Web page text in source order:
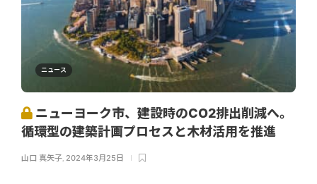
ニュース
ニューヨーク市、建設時のCO2排出削減へ。
循環型の建築計画プロセスと木材活用を推進
山口 真矢子, 2024年3月25日